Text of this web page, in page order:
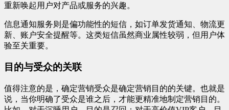
重新唤起用户对产品或服务的兴趣。
信息通知服务则是偏功能性的短信，如订单发货通知、物流更
新、账户安全提醒等。这类短信虽然商业属性较弱，但用户体
验至关重要。
目的与受众的关联
值得注意的是，确定营销受众是确定营销目的的关键。也就是
说，当你明确了受众是谁之后，才能更精准地制定营销目的。